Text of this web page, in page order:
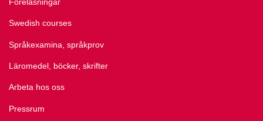
Swedish courses
Språkexamina, språkprov
Läromedel, böcker, skrifter
Arbeta hos oss
Pressrum